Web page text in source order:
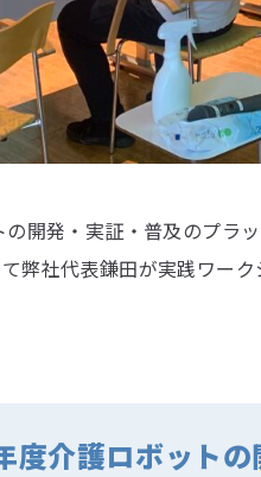
開発・実証・普及のプラ
弊社代表鎌田が実践ワーク
介護ロボット